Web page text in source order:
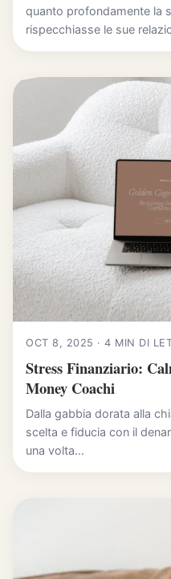
quanto profondamente la
rispecchiasse le sue
OCT 8, 2025 · 4 MIN DI
Stress Finanziario:
Money Coachi
Dalla gabbia dorata alla
scelta e fiducia con il
una volta...